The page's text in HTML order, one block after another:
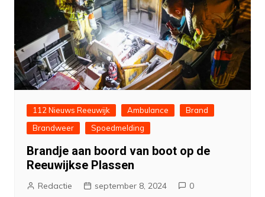
112 Nieuws Reeuwijk Ambulance
Brand
Brandweer
Spoedmelding
Brandje aan boord van boot op de
Reeuwijkse Plassen
Redactie september 8, 2024 0